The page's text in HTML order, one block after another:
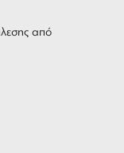
από